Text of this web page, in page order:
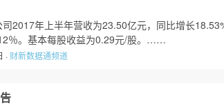
司2017年上半年营收为23.50亿元，同比增长
％。基本每股收益为0.29元/股。……
· 财新数据通频道